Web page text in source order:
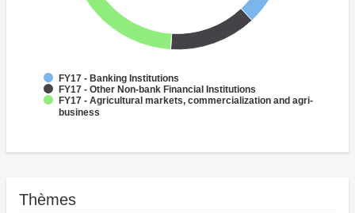
FY17 - Banking Institutions
FY17 - Other Non-bank Financial Institutions
FY17 - Agricultural markets, commercialization and agri-
business
Thèmes